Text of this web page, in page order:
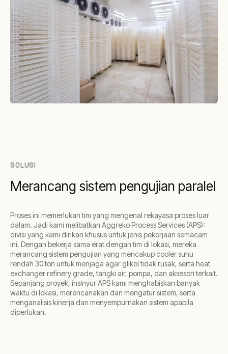
SOLUSI
Merancang sistem pengujian paralel
Proses ini memerlukan tim yang mengenal rekayasa proses luar
dalam. Jadi kami melibatkan Aggreko Process Services (APS):
divisi yang kami dirikan khusus untuk jenis pekerjaan semacam
ini. Dengan bekerja sama erat dengan tim di lokasi, mereka
merancang sistem pengujian yang mencakup cooler suhu
rendah 30 ton untuk menjaga agar glikol tidak rusak, serta heat
exchanger refinery grade, tangki air, pompa, dan aksesori terkait.
Sepanjang proyek, insinyur APS kami menghabiskan banyak
waktu di lokasi, merencanakan dan mengatur sistem, serta
menganalisis kinerja dan menyempurnakan sistem apabila
diperlukan.